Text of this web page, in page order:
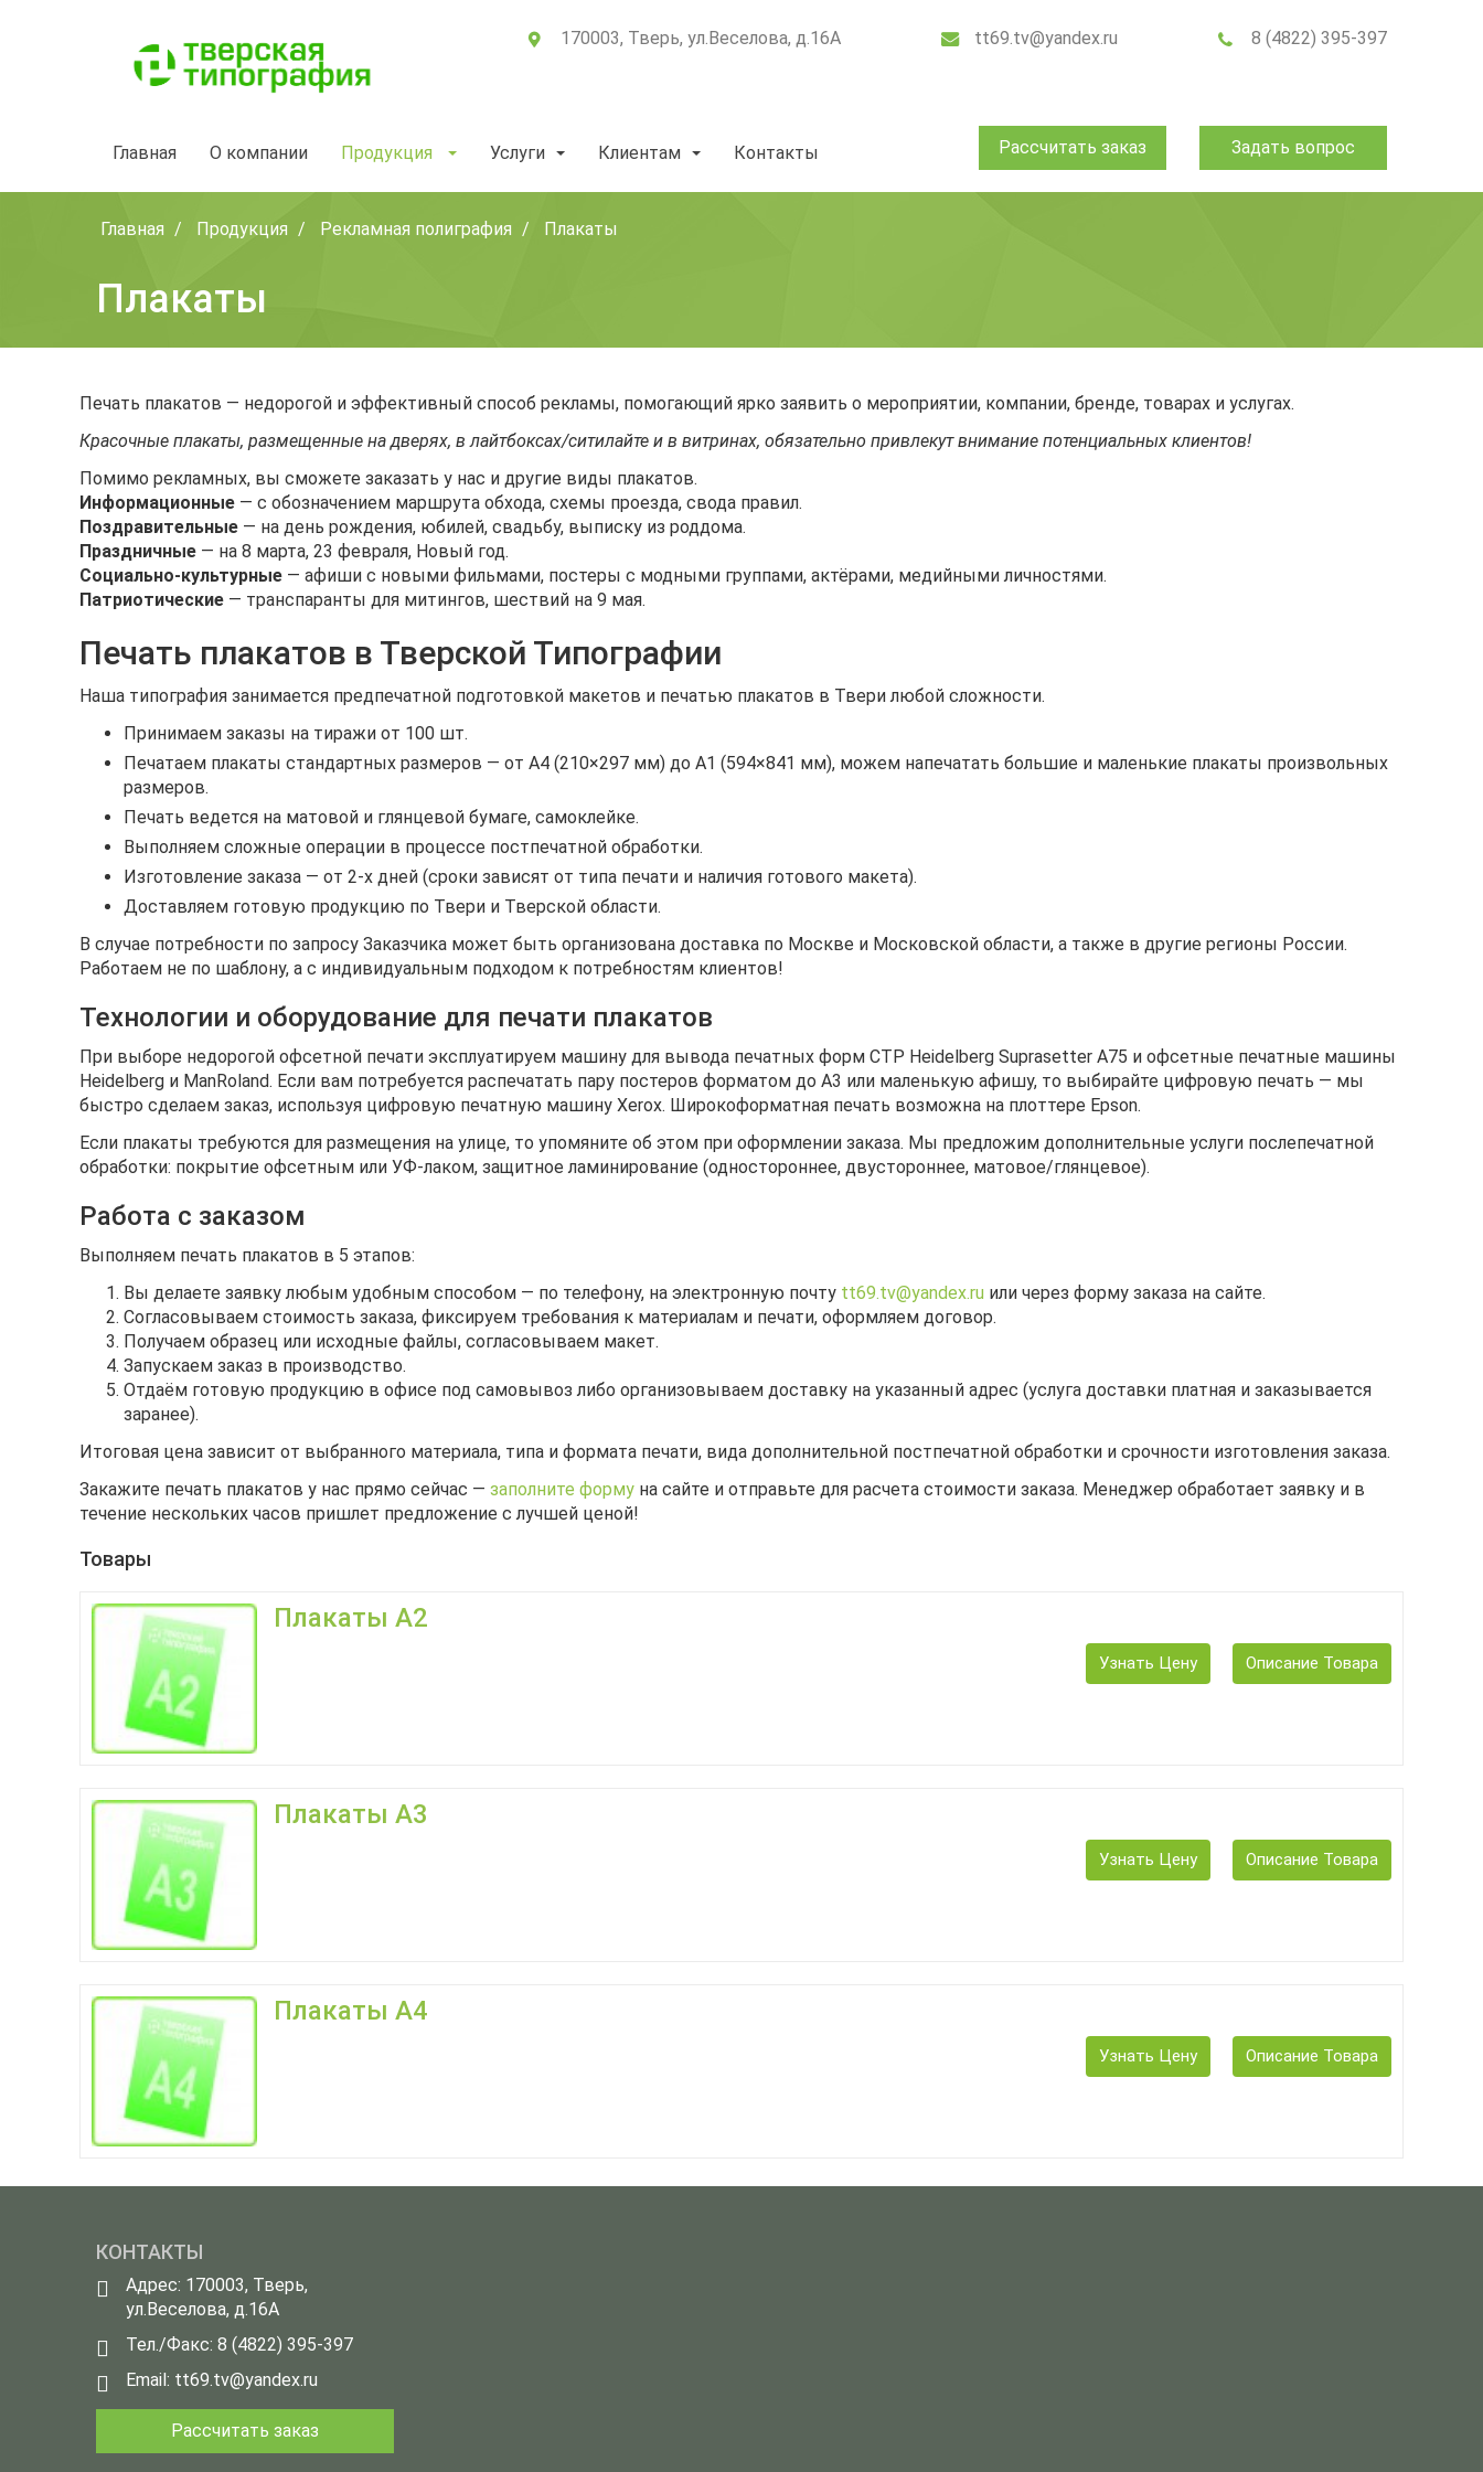
170003, Тверь, ул.Веселова, д.16А tt69.tv@yandex.ru 8 (4822) 395-397
Главная О компании Продукция Услуги Клиентам Контакты Рассчитать заказ Задать вопрос
Главная Продукция Рекламная полиграфия Плакаты
Плакаты
Печать плакатов — недорогой и эффективный способ рекламы, помогающий ярко заявить о мероприятии, компании, бренде, товарах и услугах.
Красочные плакаты, размещенные на дверях, в лайтбоксах/ситилайте и в витринах, обязательно привлекут внимание потенциальных клиентов!
Помимо рекламных, вы сможете заказать у нас и другие виды плакатов.
Информационные — с обозначением маршрута обхода, схемы проезда, свода правил.
Поздравительные — на день рождения, юбилей, свадьбу, выписку из роддома.
Праздничные — на 8 марта, 23 февраля, Новый год.
Социально-культурные — афиши с новыми фильмами, постеры с модными группами, актёрами, медийными личностями.
Патриотические — транспаранты для митингов, шествий на 9 мая.
Печать плакатов в Тверской Типографии
Наша типография занимается предпечатной подготовкой макетов и печатью плакатов в Твери любой сложности.
Принимаем заказы на тиражи от 100 шт.
Печатаем плакаты стандартных размеров — от А4 (210×297 мм) до А1 (594×841 мм), можем напечатать большие и маленькие плакаты произвольных
размеров.
Печать ведется на матовой и глянцевой бумаге, самоклейке.
Выполняем сложные операции в процессе постпечатной обработки.
Изготовление заказа — от 2-х дней (сроки зависят от типа печати и наличия готового макета).
Доставляем готовую продукцию по Твери и Тверской области.
В случае потребности по запросу Заказчика может быть организована доставка по Москве и Московской области, а также в другие регионы России.
Работаем не по шаблону, а с индивидуальным подходом к потребностям клиентов!
Технологии и оборудование для печати плакатов
При выборе недорогой офсетной печати эксплуатируем машину для вывода печатных форм CTP Heidelberg Suprasetter A75 и офсетные печатные машины
Heidelberg и ManRoland. Если вам потребуется распечатать пару постеров форматом до А3 или маленькую афишу, то выбирайте цифровую печать — мы
быстро сделаем заказ, используя цифровую печатную машину Xerox. Широкоформатная печать возможна на плоттере Epson.
Если плакаты требуются для размещения на улице, то упомяните об этом при оформлении заказа. Мы предложим дополнительные услуги послепечатной
обработки: покрытие офсетным или УФ-лаком, защитное ламинирование (одностороннее, двустороннее, матовое/глянцевое).
Работа с заказом
Выполняем печать плакатов в 5 этапов:
Вы делаете заявку любым удобным способом — по телефону, на электронную почту tt69.tv@yandex.ru или через форму заказа на сайте.
Согласовываем стоимость заказа, фиксируем требования к материалам и печати, оформляем договор.
Получаем образец или исходные файлы, согласовываем макет.
Запускаем заказ в производство.
Отдаём готовую продукцию в офисе под самовывоз либо организовываем доставку на указанный адрес (услуга доставки платная и заказывается
заранее).
Итоговая цена зависит от выбранного материала, типа и формата печати, вида дополнительной постпечатной обработки и срочности изготовления заказа.
Закажите печать плакатов у нас прямо сейчас — заполните форму на сайте и отправьте для расчета стоимости заказа. Менеджер обработает заявку и в
течение нескольких часов пришлет предложение с лучшей ценой!
Товары
Плакаты А2
Узнать Цену Описание Товара
Плакаты А3
Узнать Цену Описание Товара
Плакаты А4
Узнать Цену Описание Товара
КОНТАКТЫ
Адрес: 170003, Тверь,
ул.Веселова, д.16А
Тел./Факс: 8 (4822) 395-397
Email: tt69.tv@yandex.ru
Рассчитать заказ